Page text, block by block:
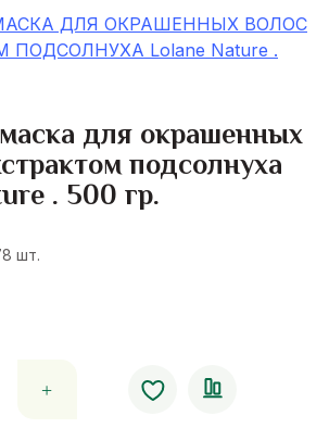
для окрашенных
подсолнуха
. 500 гр.
шт.